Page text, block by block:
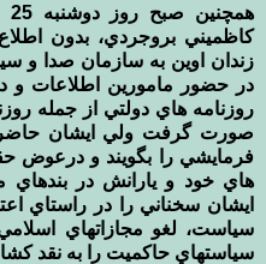
کاظميني بروجردي، بدون
زندان اوين به سازمان صدا و
در حضور مامورين اطلاعات و
روزنامه هاي دولتي از جمله
صورت گرفت ولي ‏ايشان
فرمايشي را بگويند و درعوض
هاي ‏خود و يارانش در
ايشان سخناني را در راستاي
سياست، لغو مجازاتهاي
سياستهاي حاکميت را به نقد